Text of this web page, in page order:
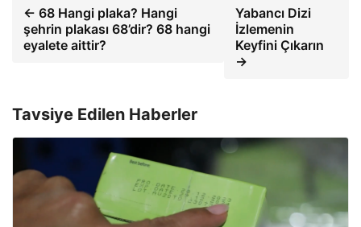
← 68 Hangi plaka? Hangi
şehrin plakası 68’dir? 68 hangi
eyalete aittir?
Yabancı Dizi
İzlemenin
Keyfini Çıkarın
→
Tavsiye Edilen Haberler